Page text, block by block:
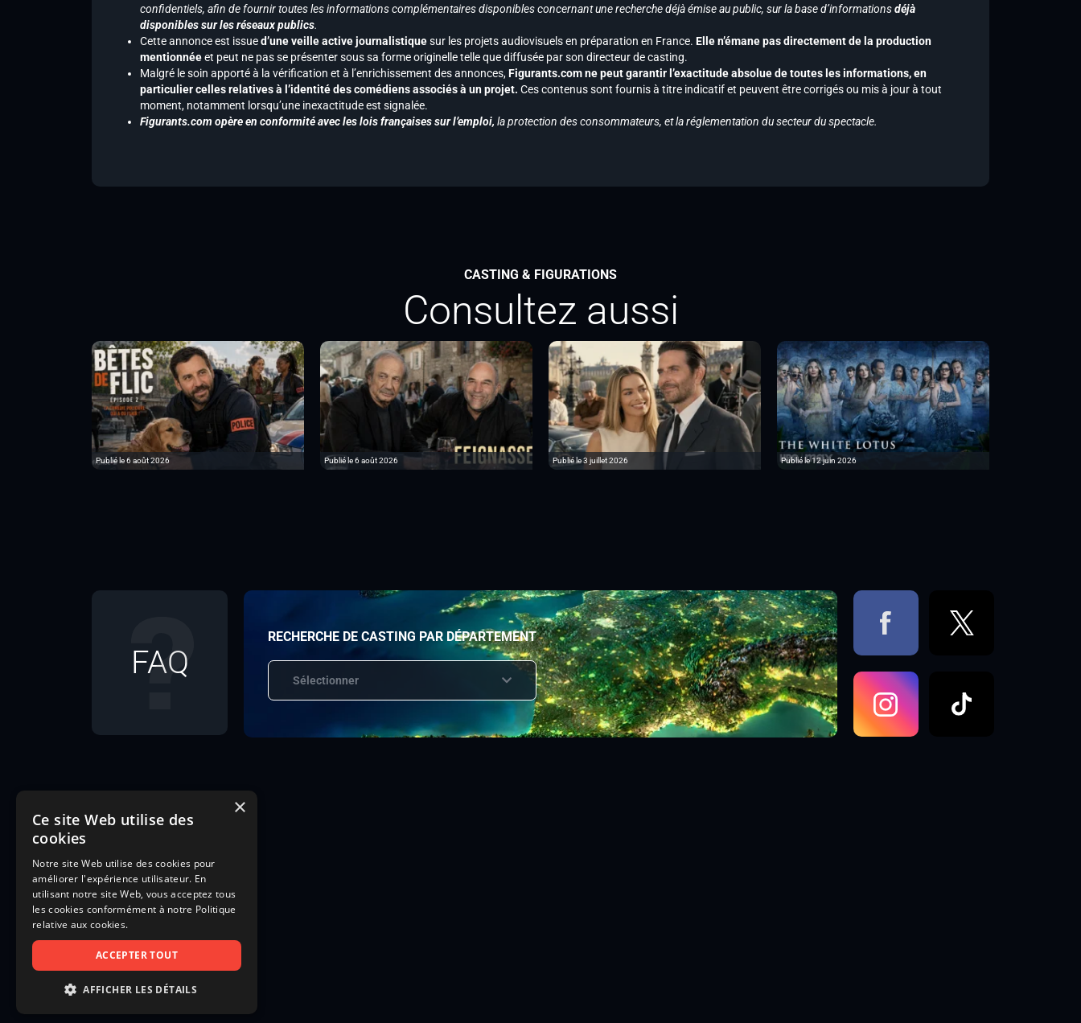
confidentiels, afin de fournir toutes les informations complémentaires disponibles concernant une recherche déjà émise au public, sur la base d’informationsdéjà
disponibles sur les réseaux publics.
Cette annonce est issued’une veille active journalistiquesur les projets audiovisuels en préparation en France. Elle n’émane pas directement de la production
mentionnéeet peut ne pas se présenter sous sa forme originelle telle que diffusée par son directeur de casting.
Malgré le soin apporté à la vérification et à l’enrichissement des annonces,Figurants.com ne peut garantir l’exactitude absolue de toutes les informations, en
particulier celles relatives à l’identité des comédiens associés à un projet. Ces contenus sont fournis à titre indicatif et peuvent être corrigés ou mis à jour à tout
moment, notamment lorsqu’une inexactitude est signalée.
Figurants.com opère en conformité avec les lois françaises sur l’emploi, la protection des consommateurs, et la réglementation du secteur du spectacle.
CASTING & FIGURATIONS
Consultez aussi
Publié le 6 août 2026 Publié le 6 août 2026 Publié le 3 juillet 2026 Publié le 12 juin 2026
FAQ
RECHERCHE DE CASTING PAR DÉPARTEMENT
Sélectionner
×
Ce site Web utilise des
cookies
Notre site Web utilise des cookies pour
améliorer l'expérience utilisateur. En
utilisant notre site Web, vous acceptez tous
les cookies conformément à notre Politique
relative aux cookies.
ACCEPTER TOUT
AFFICHER LES DÉTAILS